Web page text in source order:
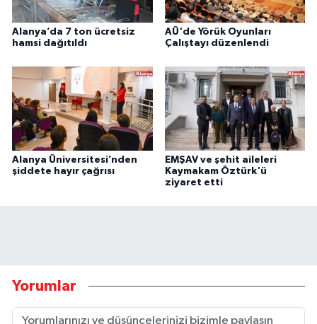
Alanya’da 7 ton ücretsiz
hamsi dağıtıldı
AÜ'de Yörük Oyunları
Çalıştayı düzenlendi
Alanya Üniversitesi’nden
şiddete hayır çağrısı
EMŞAV ve şehit aileleri
Kaymakam Öztürk'ü
ziyaret etti
Yorumlar